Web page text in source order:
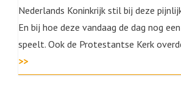
Nederlands Koninkrijk stil bij deze
En bij hoe deze vandaag de dag nog
speelt. Ook de Protestantse Kerk
>>